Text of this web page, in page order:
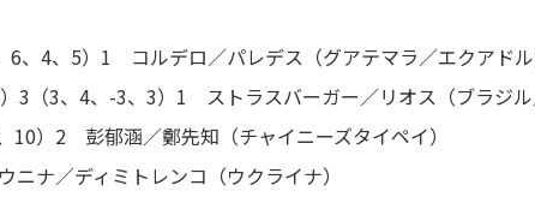
、4、5）1 コルデロ／パレデス（グアテマラ／エクアドル
3（3、4、-3、3）1 ストラスバーガー／リオス（ブラジル
）2 彭郁涵／鄭先知（チャイニーズタイペイ）
ナ／ディミトレンコ（ウクライナ）